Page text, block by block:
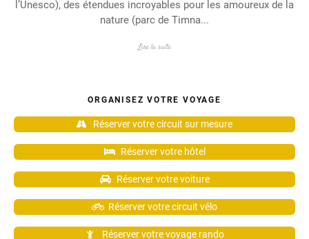
l’Unesco), des étendues incroyables pour les amoureux de la
nature (parc de Timna...
Lire la suite
ORGANISEZ VOTRE VOYAGE
Réserver votre circuit sur mesure
Réserver votre hôtel
Réserver votre voiture
Réserver votre circuit vélo
Réserver votre voyage rando